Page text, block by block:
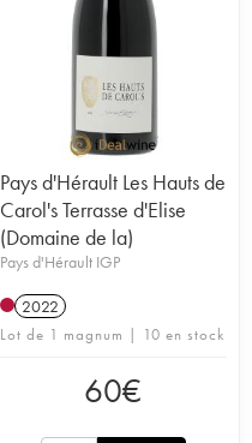
Pays d'Hérault Les Hauts de
Carol's Terrasse d'Elise
(Domaine de la)
Pays d'Hérault IGP
2022
Lot de 1 magnum | 10 en stock
60€